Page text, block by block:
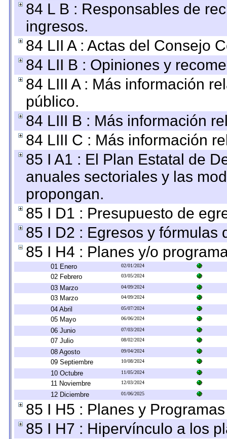
84 L B : Responsables de
ingresos.
84 LII A : Actas del Consejo
84 LII B : Opiniones y
84 LIII A : Más información
público.
84 LIII B : Más información
84 LIII C : Más información
85 I A1 : El Plan Estatal de
anuales sectoriales y las
propongan.
85 I D1 : Presupuesto de
85 I D2 : Egresos y fórmulas
85 I H4 : Planes y/o
01 Enero 02/01/2024
02 Febrero 03/05/2024
03 Marzo 04/09/2024
03 Marzo 04/09/2024
04 Abril 05/07/2024
05 Mayo 06/06/2024
06 Junio 07/03/2024
07 Julio 08/02/2024
08 Agosto 09/04/2024
09 Septiembre 10/08/2024
10 Octubre 11/05/2024
11 Noviembre 12/03/2024
12 Diciembre 01/06/2025
85 I H5 : Planes y
85 I H7 : Hipervínculo a los